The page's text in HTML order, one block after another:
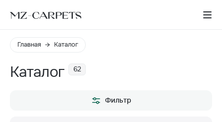
Главная Каталог
Каталог 62
Фильтр